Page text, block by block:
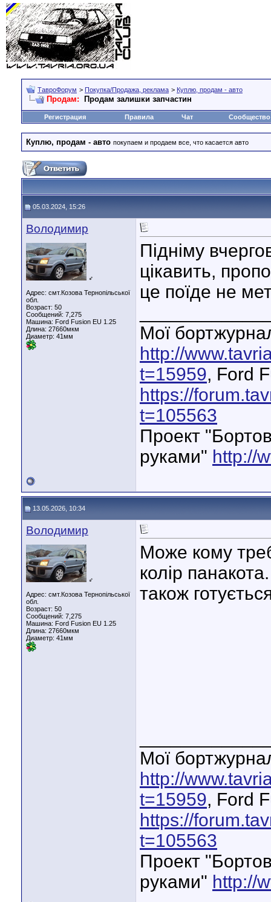
ТавроФорум > Покупка/Продажа, реклама > Куплю, продам - авто
Продам: Продам залишки запчастин
Регистрация Правила Чат Сообщество
Куплю, продам - авто покупаем и продаем все, что касается авто
05.03.2024, 15:26
Володимир
♂
Адрес: смт.Козова Тернопільської
обл.
Возраст: 50
Сообщений: 7,275
Машина: Ford Fusion EU 1.25
Длина: 27660мкм
Диаметр: 41мм
Підніму
цікавить,
це поїде не
Мої
http://
t=15959, Ford
https://
t=105563
Проект
руками" http://
13.05.2026, 10:34
Володимир
♂
Адрес: смт.Козова Тернопільської
обл.
Возраст: 50
Сообщений: 7,275
Машина: Ford Fusion EU 1.25
Длина: 27660мкм
Диаметр: 41мм
Може кому
колір
також
Мої
http://
t=15959, Ford
https://
t=105563
Проект
руками" http://